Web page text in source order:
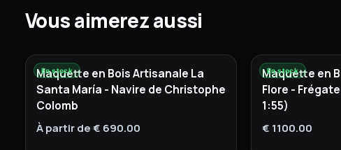
Vous aimerez aussi
En stock
Maquette en Bois Artisanale La
Santa María - Navire de Christophe
Colomb
À partir de € 690.00
En stock
Maquette en
Flore -
1:55)
€ 1100.00